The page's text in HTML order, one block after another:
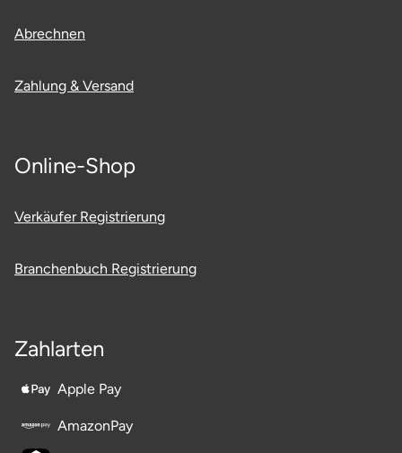
Abrechnen
Zahlung & Versand
Online-Shop
Verkäufer Registrierung
Branchenbuch Registrierung
Zahlarten
Apple Pay
AmazonPay